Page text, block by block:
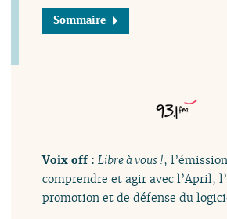
Sommaire
Voix off :Libre à vous !,
comprendre et agir avec l’April,
promotion et de défense du